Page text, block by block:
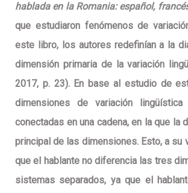
hablada en la Romania: español,
que estudiaron fenómenos de
este libro, los autores redefinían a la
dimensión primaria de la variación
2017, p. 23). En base al estudio de
dimensiones de variación
conectadas en una cadena, en la que la
principal de las dimensiones. Esto, a su
que el hablante no diferencia las tres
sistemas separados, ya que el